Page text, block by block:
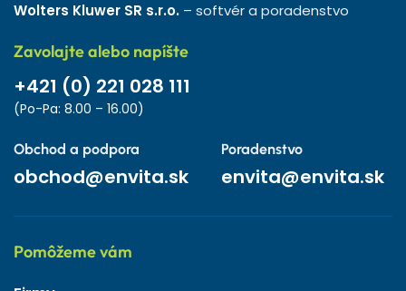
Wolters Kluwer SR s.r.o. – softvér a poradenstvo
Zavolajte alebo napíšte
+421 (0) 221 028 111
(Po-Pa: 8.00 – 16.00)
Obchod a podpora
obchod@envita.sk
Poradenstvo
envita@envita.sk
Pomôžeme vám